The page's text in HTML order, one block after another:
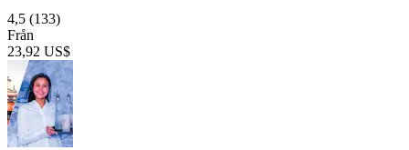
4,5 (133)
Från
23,92 US$